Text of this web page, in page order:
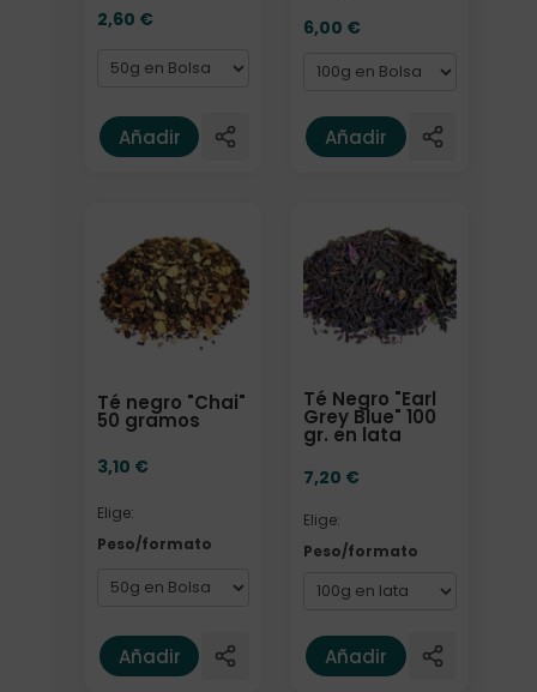
2,60 €
Añadir
6,00 €
Añadir
Té negro "Chai"
50 gramos
3,10 €
Elige:
Peso/formato
Añadir
Té Negro "Earl
Grey Blue" 100
gr. en lata
7,20 €
Elige:
Peso/formato
Elige: Peso/formato
Añadir